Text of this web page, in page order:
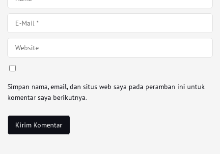
Simpan nama, email, dan situs web saya pada peramban ini untuk
komentar saya berikutnya.